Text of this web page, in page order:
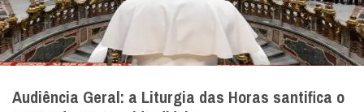
Audiência Geral: a Liturgia das Horas santifica o